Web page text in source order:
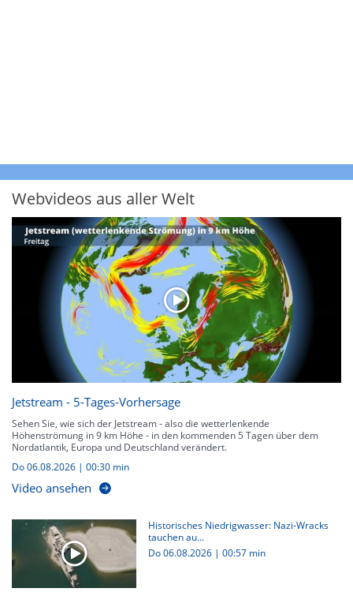
Webvideos aus aller Welt
Jetstream - 5-Tages-Vorhersage
Sehen Sie, wie sich der Jetstream - also die wetterlenkende
Höhenströmung in 9 km Höhe - in den kommenden 5 Tagen über dem
Nordatlantik, Europa und Deutschland verändert.
Do 06.08.2026 | 00:30 min
Video ansehen
Historisches Niedrigwasser: Nazi-Wracks
tauchen au...
Do 06.08.2026 |00:57 min